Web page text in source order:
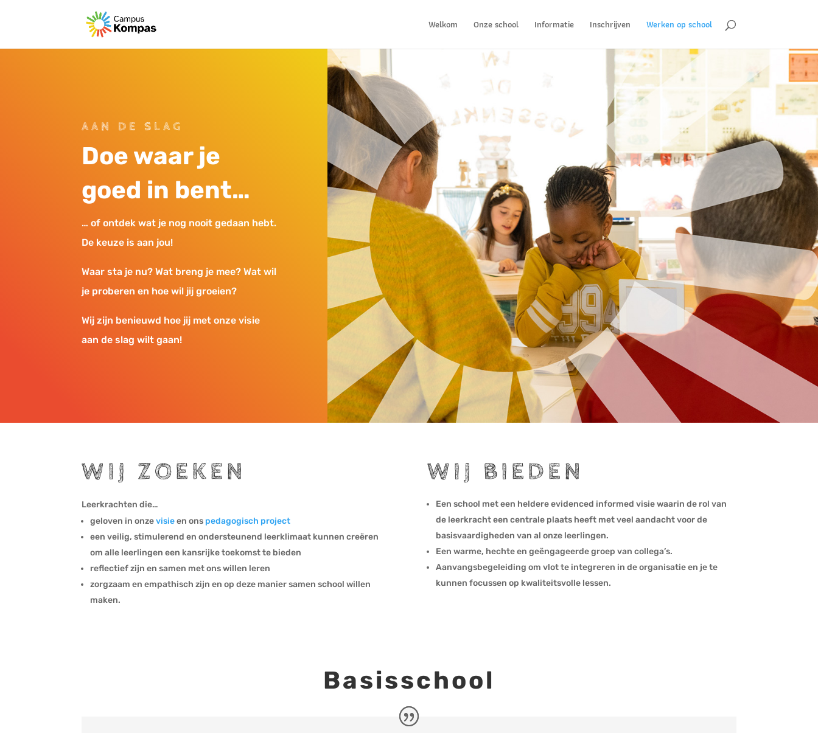
Welkom Onze school Informatie Inschrijven Werken op school
AAN DE SLAG
Doe waar je
goed in bent…
… of ontdek wat je nog nooit gedaan hebt.
De keuze is aan jou!
Waar sta je nu? Wat breng je mee? Wat wil
je proberen en hoe wil jij groeien?
Wij zijn benieuwd hoe jij met onze visie
aan de slag wilt gaan!
WIJ ZOEKEN
Leerkrachten die…
geloven in onzevisieen ons pedagogisch project
een veilig, stimulerend en ondersteunend leerklimaat kunnen creëren
om alle leerlingen een kansrijke toekomst te bieden
reflectief zijn en samen met ons willen leren
zorgzaam en empathisch zijn en op deze manier samen school willen
maken.
WIJ BIEDEN
Een school met een heldere evidenced informed visie waarin de rol van
de leerkracht een centrale plaats heeft met veel aandacht voor de
basisvaardigheden van al onze leerlingen.
Een warme, hechte en geëngageerde groep van collega’s.
Aanvangsbegeleiding om vlot te integreren in de organisatie en je te
kunnen focussen op kwaliteitsvolle lessen.
Basisschool